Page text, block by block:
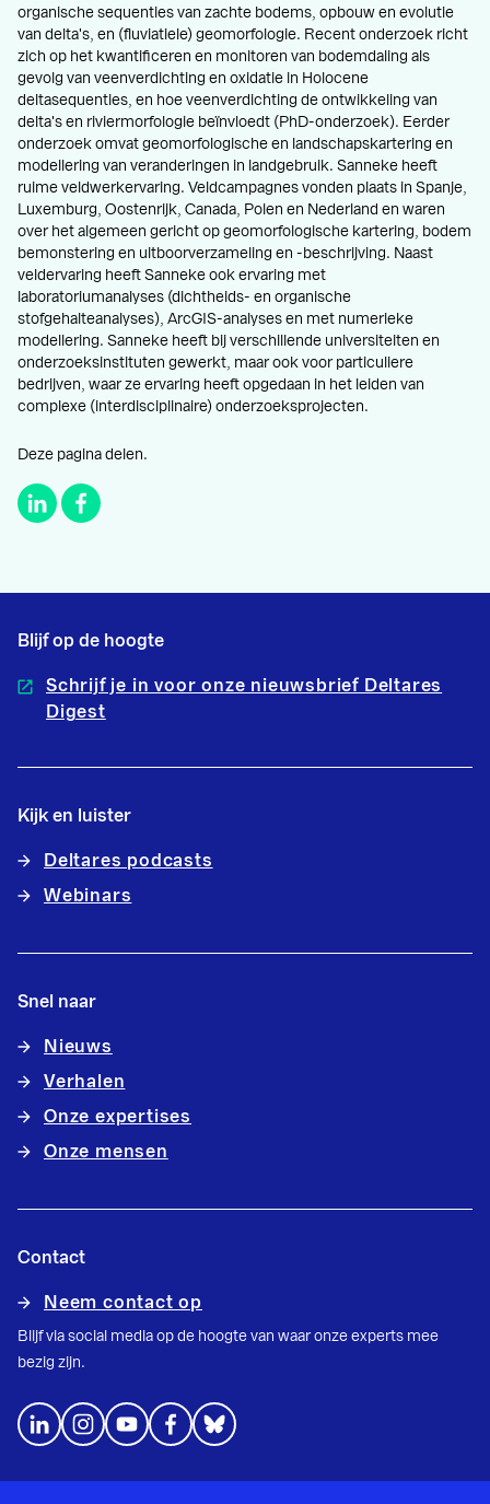
organische sequenties van zachte bodems, opbouw en evolutie
van delta's, en (fluviatiele) geomorfologie. Recent onderzoek richt
zich op het kwantificeren en monitoren van bodemdaling als
gevolg van veenverdichting en oxidatie in Holocene
deltasequenties, en hoe veenverdichting de ontwikkeling van
delta's en riviermorfologie beïnvloedt (PhD-onderzoek). Eerder
onderzoek omvat geomorfologische en landschapskartering en
modellering van veranderingen in landgebruik. Sanneke heeft
ruime veldwerkervaring. Veldcampagnes vonden plaats in Spanje,
Luxemburg, Oostenrijk, Canada, Polen en Nederland en waren
over het algemeen gericht op geomorfologische kartering, bodem
bemonstering en uitboorverzameling en -beschrijving. Naast
veldervaring heeft Sanneke ook ervaring met
laboratoriumanalyses (dichtheids- en organische
stofgehalteanalyses), ArcGIS-analyses en met numerieke
modellering. Sanneke heeft bij verschillende universiteiten en
onderzoeksinstituten gewerkt, maar ook voor particuliere
bedrijven, waar ze ervaring heeft opgedaan in het leiden van
complexe (interdisciplinaire) onderzoeksprojecten.
Deze pagina delen.
Blijf op de hoogte
Schrijf je in voor onze nieuwsbrief Deltares
Digest
Kijk en luister
Deltares podcasts
Webinars
Snel naar
Nieuws
Verhalen
Onze expertises
Onze mensen
Contact
Neem contact op
Blijf via social media op de hoogte van waar onze experts mee
bezig zijn.